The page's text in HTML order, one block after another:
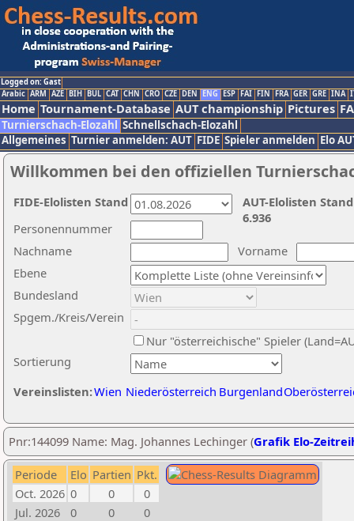
Logged on: Gast
Arabic ARM AZE BIH BUL CAT CHN CRO CZE DEN ENG ESP FAI FIN FRA GER GRE INA
Home Tournament-Database AUT championship Pictures
Turnierschach-Elozahl Schnellschach-Elozahl
Allgemeines Turnier anmelden: AUT FIDE Spieler anmelden Elo
Willkommen bei den offiziellen
Nachname
Vorname
Ebene
Sortierung
Personennummer
Bundesland
Spgem./Kreis/Verein
Nur "österreichische" Spieler
Vereinslisten:Wien Niederösterreich Burgenland
AUT-Elolisten
6.936
FIDE-Elolisten Stand
Pnr:144099 Name: Mag. Johannes Lechinger (Grafik Elo-
Periode Elo Partien Pkt.
Oct. 2026 0 0
0
Jul. 2026
0 0
0